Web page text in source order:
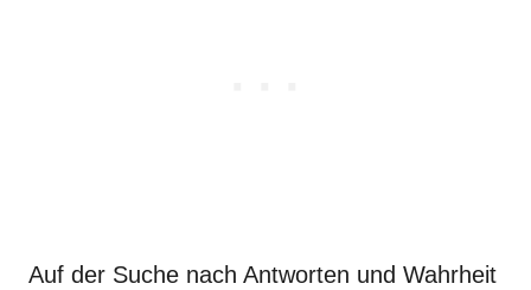
Auf der Suche nach Antworten und Wahrheit